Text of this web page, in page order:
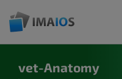
vet-Anatomy